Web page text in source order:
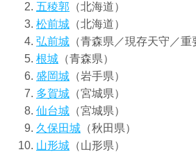
五稜郭 （北海道）
松前城 （北海道）
弘前城 （青森県／現存天守／重
根城 （青森県）
盛岡城 （岩手県）
多賀城 （宮城県）
仙台城 （宮城県）
久保田城 （秋田県）
山形城 （山形県）